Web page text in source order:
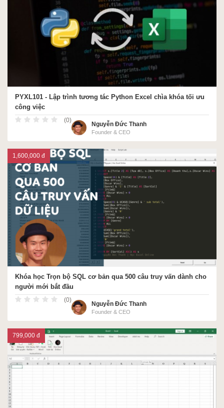
PYXL101 - Lập trình tương tác Python Excel chìa khóa tối ưu
công việc
(0)
Nguyễn Đức Thanh
Founder & CEO
Khóa học Trọn bộ SQL cơ bản qua 500 câu truy vấn dành cho
người mới bắt đầu
(0)
Nguyễn Đức Thanh
Founder & CEO
1,600,000 đ
799,000 đ